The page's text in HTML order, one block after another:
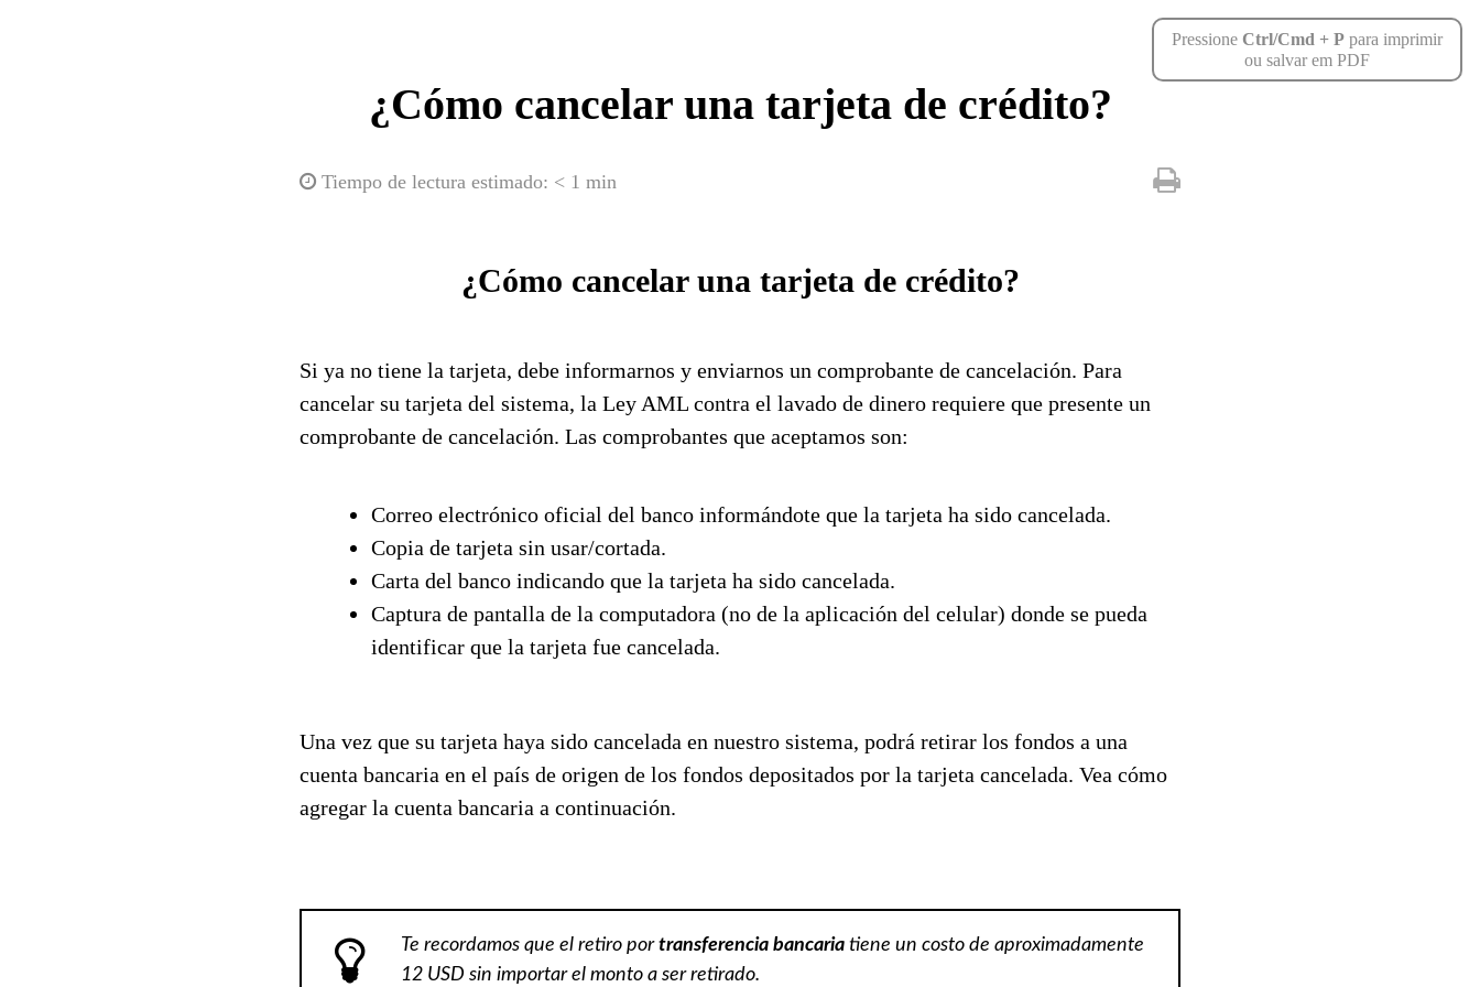
Pressione Ctrl/Cmd + P para imprimir
ou salvar em PDF
¿Cómo cancelar una tarjeta de crédito?
Tiempo de lectura estimado: < 1 min
¿Cómo cancelar una tarjeta de crédito?
Si ya no tiene la tarjeta, debe informarnos y enviarnos un comprobante de cancelación. Para
cancelar su tarjeta del sistema, la Ley AML contra el lavado de dinero requiere que presente un
comprobante de cancelación. Las comprobantes que aceptamos son:
Correo electrónico oficial del banco informándote que la tarjeta ha sido cancelada.
Copia de tarjeta sin usar/cortada.
Carta del banco indicando que la tarjeta ha sido cancelada.
Captura de pantalla de la computadora (no de la aplicación del celular) donde se pueda
identificar que la tarjeta fue cancelada.
Una vez que su tarjeta haya sido cancelada en nuestro sistema, podrá retirar los fondos a una
cuenta bancaria en el país de origen de los fondos depositados por la tarjeta cancelada. Vea cómo
agregar la cuenta bancaria a continuación.
Te recordamos que el retiro portransferencia bancaria tiene un costo de aproximadamente
12 USD sin importar el monto a ser retirado.